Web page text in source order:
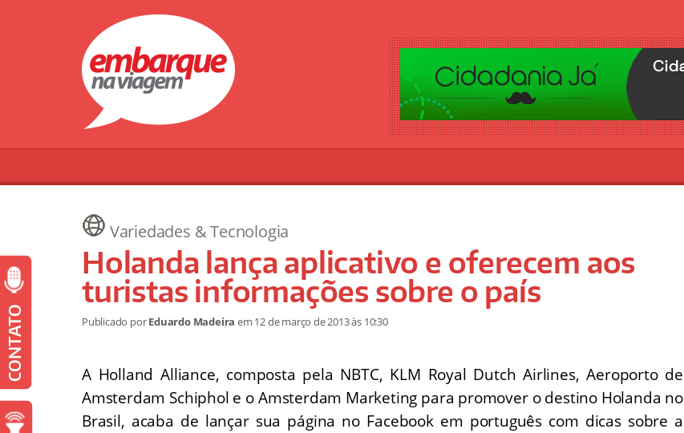
Variedades & Tecnologia
Holanda lança aplicativo e oferecem aos
turistas informações sobre o país
Publicado porEduardo Madeira em 12 de março de 2013às 10:30
A Holland Alliance, composta pela NBTC, KLM Royal Dutch Airlines, Aeroporto de
Amsterdam Schiphol e o Amsterdam Marketing para promover o destino Holanda no
Brasil, acaba de lançar sua página no Facebook em português com dicas sobre a
CONTATO